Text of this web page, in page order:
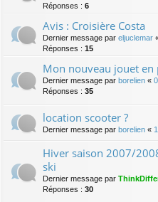
Réponses : 6
Avis : Croisière Costa
Dernier message par eljuclemar
Réponses : 15
Mon nouveau jouet
Dernier message par borelien «
Réponses : 35
location scooter ?
Dernier message par borelien «
Hiver saison 2007/
ski
Dernier message par
Réponses : 30